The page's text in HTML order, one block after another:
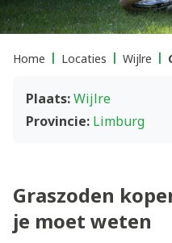
Home Locaties Wijlre
Plaats:Wijlre
Provincie: Limburg
Graszoden
je moet weten